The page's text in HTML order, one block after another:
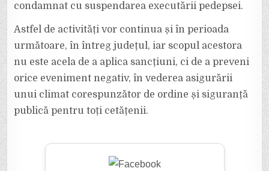
condamnat cu suspendarea executării pedepsei.
Astfel de activități vor continua și în perioada
următoare, în întreg județul, iar scopul acestora
nu este acela de a aplica sancțiuni, ci de a preveni
orice eveniment negativ, în vederea asigurării
unui climat corespunzător de ordine și siguranță
publică pentru toți cetățenii.